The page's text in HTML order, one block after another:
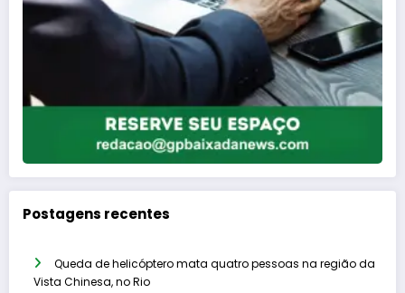
Postagens recentes
Queda de helicóptero mata quatro pessoas na região da
Vista Chinesa, no Rio